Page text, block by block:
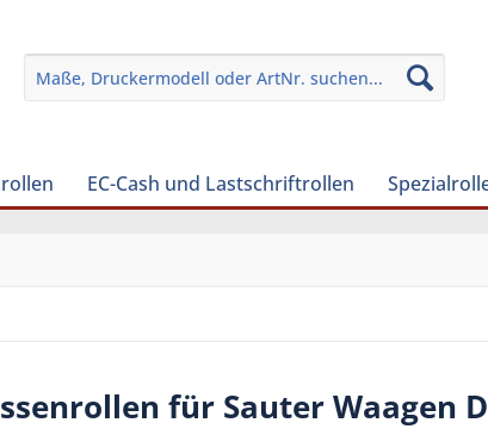
EC-Cash und Lastschriftrollen
für Sauter Waagen